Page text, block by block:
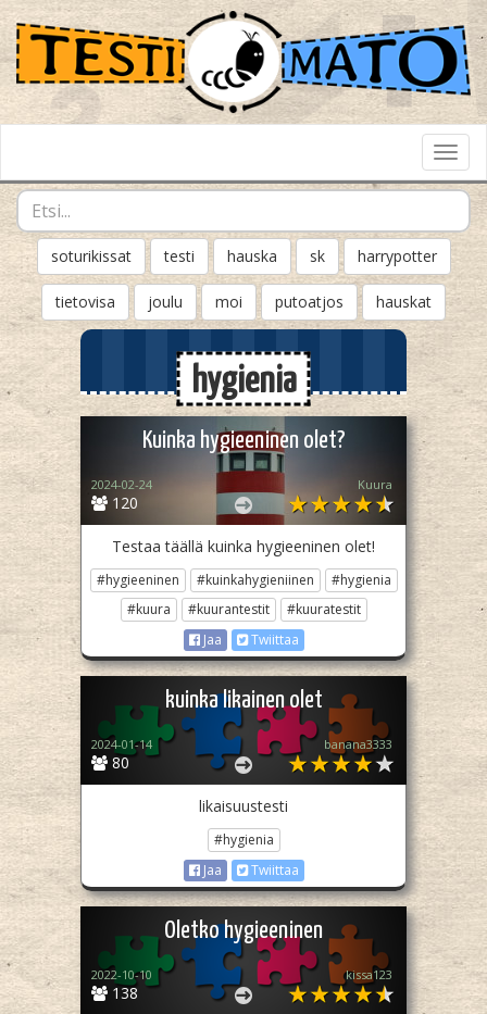
soturikissat testi hauska sk harrypotter
tietovisa joulu moi putoatjos hauskat
hygienia
Kuinka hygieeninen olet?
120
2024-02-24 Kuura
Testaa täällä kuinka hygieeninen olet!
#hygieeninen #kuinkahygieniinen
#hygienia
#kuura
#kuurantestit
#kuuratestit
Jaa
Twiittaa
kuinka likainen olet
80
2024-01-14 banana3333
likaisuustesti
#hygienia
Jaa
Twiittaa
Oletko hygieeninen
138
2022-10-10 kissa123